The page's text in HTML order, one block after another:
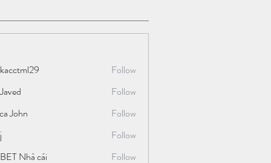
Follow
Follow
John
Follow
Follow
Nhà cái
Follow